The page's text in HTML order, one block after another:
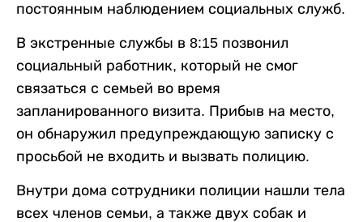
постоянным наблюдением социальных служб.
В экстренные службы в 8:15 позвонил
социальный работник, который не смог
связаться с семьей во время
запланированного визита. Прибыв на место,
он обнаружил предупреждающую записку с
просьбой не входить и вызвать полицию.
Внутри дома сотрудники полиции нашли тела
всех членов семьи, а также двух собак и